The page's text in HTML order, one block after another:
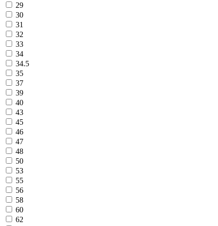
29
30
31
32
33
34
34.5
35
37
39
40
43
45
46
47
48
50
53
55
56
58
60
62